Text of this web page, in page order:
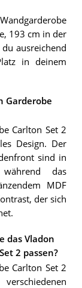
193 cm in der
ausreichend
in deinem
Garderobe
Carlton Set 2
Design. Der
sind in
das
MDF
der sich
das Vladon
2 passen?
Carlton Set 2